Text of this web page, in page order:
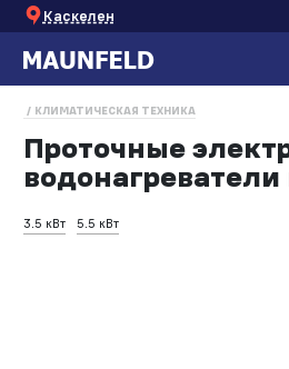
Каскелен
КЛИМАТИЧЕСКАЯ ТЕХНИКА
Проточные
3.5 кВт 5.5 кВт